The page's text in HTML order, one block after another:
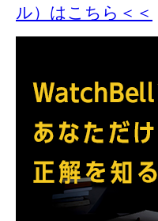
ル）はこちら＜＜